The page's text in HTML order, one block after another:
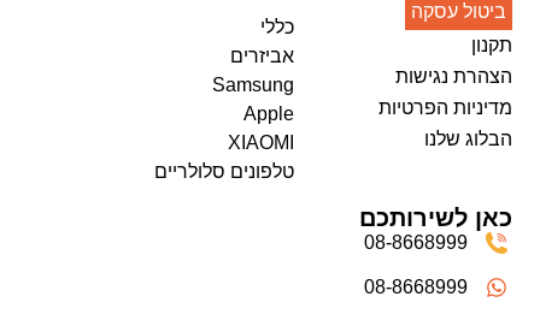
ביטול עסקה
תקנון
הצהרת נגישות
מדיניות הפרטיות
הבלוג שלנו
כללי
אביזרים
Samsung
Apple
XIAOMI
טלפונים סלולריים
כאן לשירותכם
08-8668999
08-8668999